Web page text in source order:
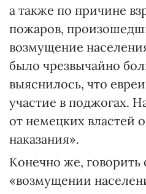
а также по причине
пожаров,
возмущение
было чрезвычайно
выяснилось, что
участие в поджогах.
от немецких властей
наказания».
Конечно же, говорить
«возмущении